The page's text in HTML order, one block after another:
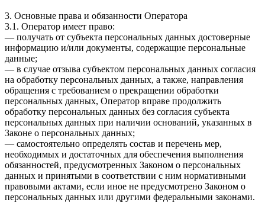
3. Основные права и обязанности Оператора
3.1. Оператор имеет право:
— получать от субъекта персональных данных достоверные
информацию и/или документы, содержащие персональные
данные;
— в случае отзыва субъектом персональных данных согласия
на обработку персональных данных, а также, направления
обращения с требованием о прекращении обработки
персональных данных, Оператор вправе продолжить
обработку персональных данных без согласия субъекта
персональных данных при наличии оснований, указанных в
Законе о персональных данных;
— самостоятельно определять состав и перечень мер,
необходимых и достаточных для обеспечения выполнения
обязанностей, предусмотренных Законом о персональных
данных и принятыми в соответствии с ним нормативными
правовыми актами, если иное не предусмотрено Законом о
персональных данных или другими федеральными законами.